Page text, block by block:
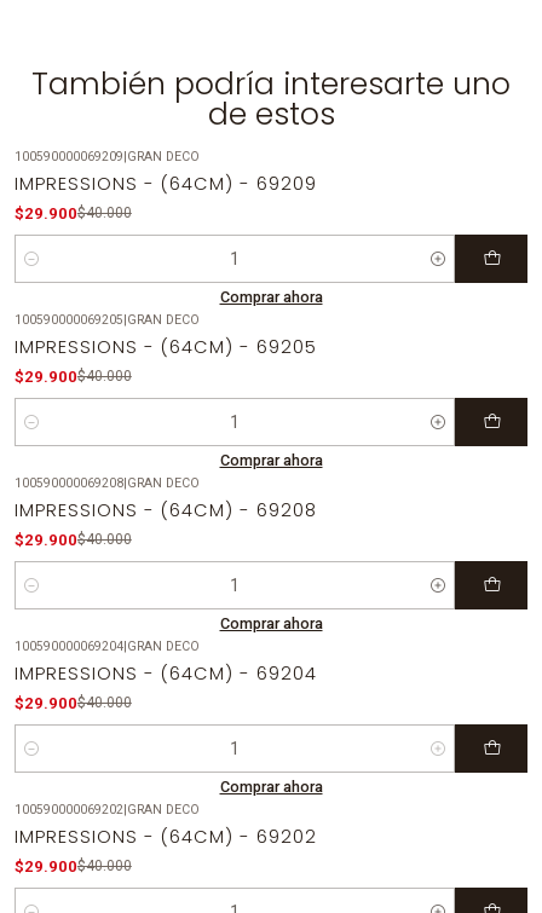
También podría interesarte uno
de estos
100590000069209|GRAN DECO
IMPRESSIONS - (64CM) - 69209
$29.900$40.000
Cantidad
Comprar ahora
100590000069205|GRAN DECO
IMPRESSIONS - (64CM) - 69205
$29.900$40.000
Cantidad
Comprar ahora
100590000069208|GRAN DECO
IMPRESSIONS - (64CM) - 69208
$29.900$40.000
Cantidad
Comprar ahora
100590000069204|GRAN DECO
IMPRESSIONS - (64CM) - 69204
$29.900$40.000
Cantidad
Comprar ahora
100590000069202|GRAN DECO
IMPRESSIONS - (64CM) - 69202
$29.900$40.000